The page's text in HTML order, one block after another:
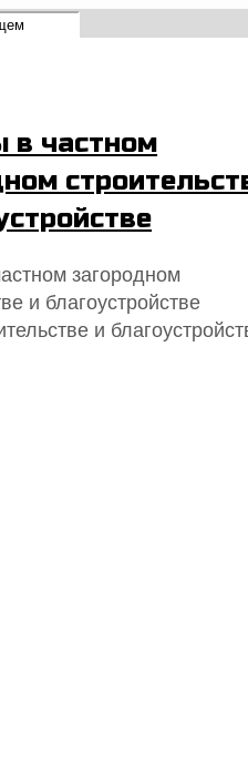
в частном
загородном
и благоустройстве
и